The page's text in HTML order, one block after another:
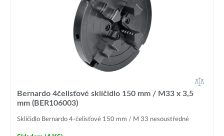
Bernardo 4čelisťové sklíčidlo 150 mm / M33 x 3,5
mm (BER106003)
Sklíčidlo Bernardo 4-čelisťové 150 mm / M 33 nesoustředné